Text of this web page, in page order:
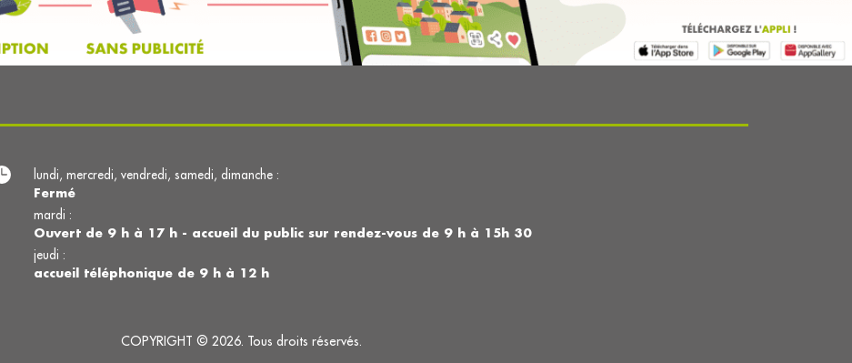
lundi, mercredi, vendredi, samedi, dimanche :
Fermé
mardi :
Ouvert de 9 h à 17 h - accueil du public sur rendez-vous de 9 h à 15h 30
jeudi :
accueil téléphonique de 9 h à 12 h
COPYRIGHT © 2026. Tous droits réservés.